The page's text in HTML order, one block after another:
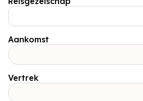
Aankomst
Vertrek